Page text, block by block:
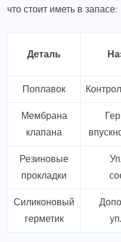
что стоит иметь в запасе:
Деталь
Поплавок
Мембрана
клапана
Резиновые
прокладки
Силиконовый
герметик